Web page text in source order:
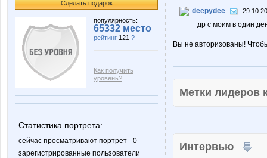
Сделать подарок
популярность:
65332 место
рейтинг 121 ?
Как получить
уровень?
Статистика портрета:
сейчас просматривают портрет - 0
зарегистрированные пользователи
deepydee
др с моим в один
Вы не авторизованы!
Метки
Интервью